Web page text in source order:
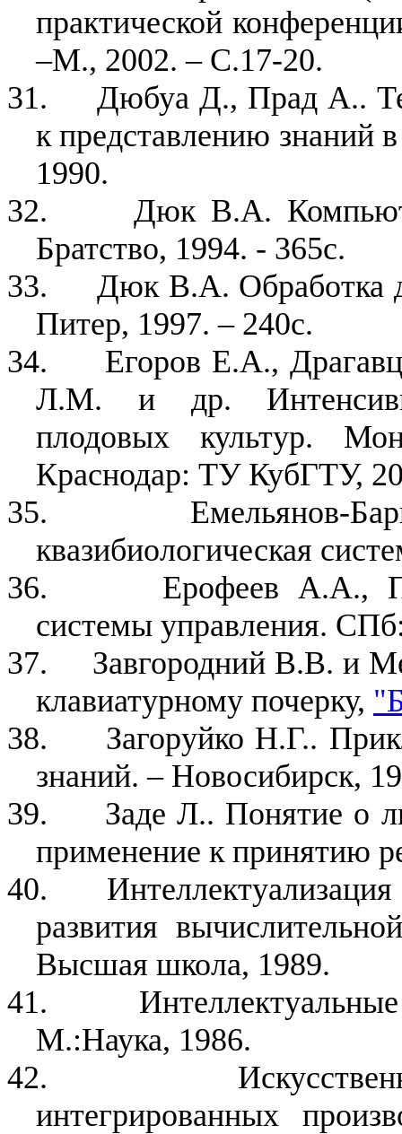
практической
–М., 2002. – С.17-20.
31.
Дюбуа Д., Прад А..
к представлению знаний
1990.
32.
Дюк В.А.
Братство, 1994. - 365с.
33.
Дюк В.А. Обработка
Питер, 1997. – 240с.
34.
Егоров Е.А.,
Л.М. и др.
плодовых культур.
Краснодар: ТУ КубГТУ,
35.
Емельянов-
квазибиологическая
36.
Ерофеев А.А.,
системы управления.
37.
Завгородний В.В. и
клавиатурному почерку,
38.
Загоруйко Н.Г..
знаний. – Новосибирск,
39.
Заде Л.. Понятие о
применение к принятию
40.
развития
Высшая школа, 1989.
41.
М.:Наука, 1986.
42.
интегрированных